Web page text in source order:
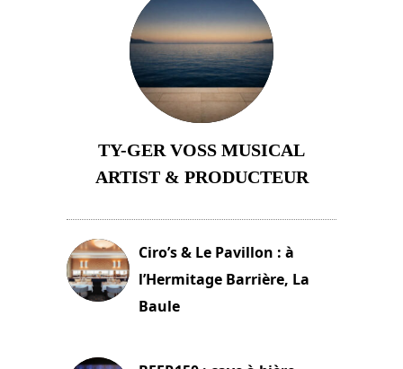
TY-GER VOSS MUSICAL
ARTIST & PRODUCTEUR
Ciro’s & Le Pavillon : à
l’Hermitage Barrière, La
Baule